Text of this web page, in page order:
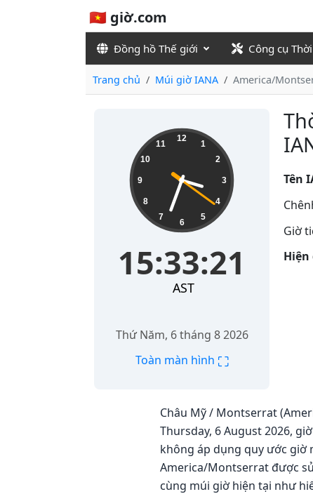
🇻🇳 giờ.com
Đồng hồ Thế giới Công cụ
Trang chủ Múi giờ IANA America/
15:33:21 12
1
2
3
4
5
6
7
8
9
10
11
15:33:21
AST
Thứ Năm, 6 tháng 8 2026
Toàn màn hình ⛶
Tên
Giờ
Hiện
Châu Mỹ / Montserrat
Thursday, 6 August 2026,
không áp dụng quy ước giờ
America/Montserrat được
cùng múi giờ hiện tại như